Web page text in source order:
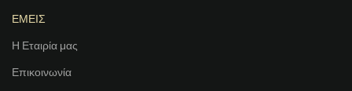
ΕΜΕΙΣ
Η Εταιρία μας
Επικοινωνία